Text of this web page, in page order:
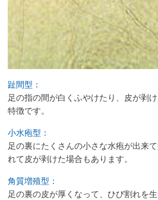
趾間型：
足の指の間が白くふやけたり、皮が剥
特徴です。
小水疱型：
足の裏にたくさんの小さな水疱が出来
れて皮が剥けた場合もあります。
角質増殖型：
足の裏の皮が厚くなって、ひび割れを